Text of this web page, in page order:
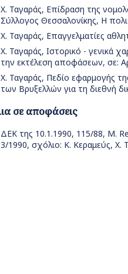
Χ. Ταγαράς, Επίδραση της
Σύλλογος Θεσσαλονίκης, Η
Χ. Ταγαράς, Επαγγελματίες
Χ. Ταγαράς, Ιστορικό - γενικά
την εκτέλεση αποφάσεων, σε:
Χ. Ταγαράς, Πεδίο εφαρμογής
των Βρυξελλών για τη διεθνή
σε αποφάσεις
ΔΕΚ της 10.1.1990, 115/88, Μ.
3/1990, σχόλιο: Κ. Κεραμεύς, Χ.